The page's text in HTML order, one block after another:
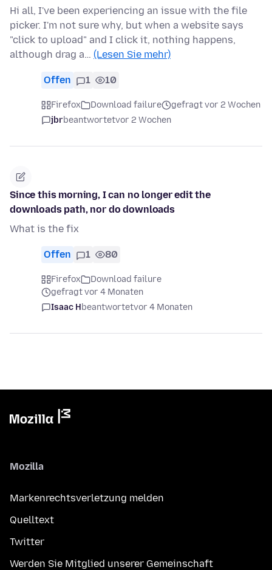
Hi all, I've been experiencing an issue with the file
picker. I'm not sure why, but when a website says
"click to upload" and I click it, nothing happens,
although drag a… (Lesen Sie mehr)
Offen 1 10
Firefox Download failure
gefragt vor 2 Wochen
jbrbeantwortetvor 2 Wochen
Since this morning, I can no longer edit the
downloads path, nor do downloads
What is the fix
Offen 1 80
Firefox
Download failure
gefragt vor 4 Monaten
Isaac Hbeantwortetvor 4 Monaten
Mozilla
Markenrechtsverletzung melden
Quelltext
Twitter
Werden Sie Mitglied unserer Gemeinschaft